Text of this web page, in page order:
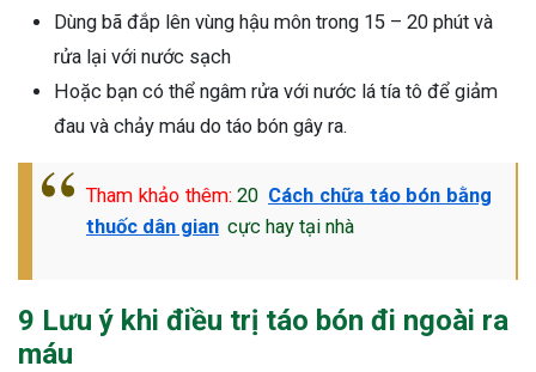
Dùng bã đắp lên vùng hậu môn trong 15 – 20 phút và
rửa lại với nước sạch
Hoặc bạn có thể ngâm rửa với nước lá tía tô để giảm
đau và chảy máu do táo bón gây ra.
Tham khảo thêm: 20 Cách chữa táo bón bằng
thuốc dân gian cực hay tại nhà
9 Lưu ý khi điều trị táo bón đi ngoài ra
máu